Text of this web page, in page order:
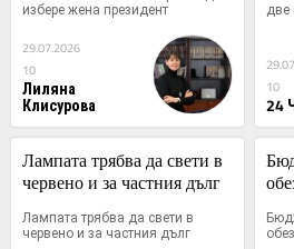
избере жена президент
29.07.2026
10
Лиляна
Клисурова
две
10
24
Лампата трябва да свети в
червено и за частния дълг
Лампата трябва да свети в
червено и за частния дълг